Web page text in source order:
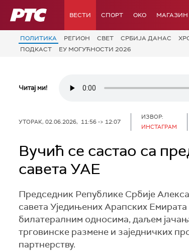
РТС ВЕСТИ СПОРТ OKO МАГАЗИН
ПОЛИТИКА РЕГИОН СВЕТ СРБИЈА ДАНАС
ПОДКАСТ
ЕУ МОГУЋНОСТИ 2026
Читај ми!
УТОРАК, 02.06.2026, 11:56 -> 12:07
ИЗВОР:
ИНСТАГРАМ
Вучић се састао са
савета УАЕ
Председник Републике Србије
савета Уједињених Арапских
билатералним односима, даљем
трговинске размене и заједничких
партнерству.